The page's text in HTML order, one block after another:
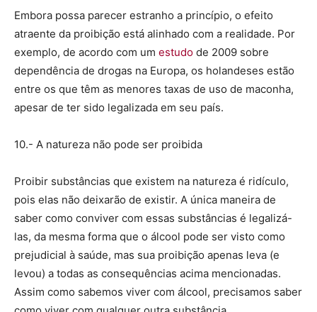
Embora possa parecer estranho a princípio, o efeito
atraente da proibição está alinhado com a realidade. Por
exemplo, de acordo com um estudo de 2009 sobre
dependência de drogas na Europa, os holandeses estão
entre os que têm as menores taxas de uso de maconha,
apesar de ter sido legalizada em seu país.
10.- A natureza não pode ser proibida
Proibir substâncias que existem na natureza é ridículo,
pois elas não deixarão de existir. A única maneira de
saber como conviver com essas substâncias é legalizá-
las, da mesma forma que o álcool pode ser visto como
prejudicial à saúde, mas sua proibição apenas leva (e
levou) a todas as consequências acima mencionadas.
Assim como sabemos viver com álcool, precisamos saber